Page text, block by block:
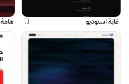
غاية استوديو هامة